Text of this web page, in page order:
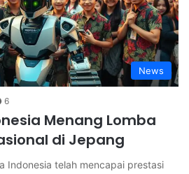
News
6
Menang Lomba
di Jepang
Indonesia telah mencapai prestasi